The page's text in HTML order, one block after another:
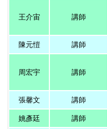
王介宙 講師
陳元愷 講師
周宏宇 講師
張馨文 講師
姚彥廷 講師